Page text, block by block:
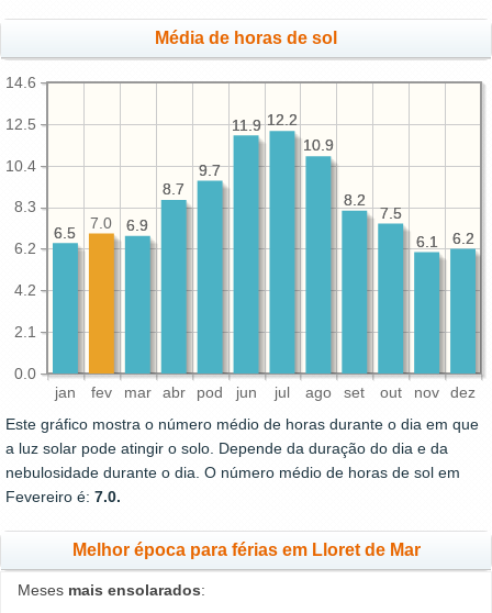
Média de horas de sol
jan fev mar abr pod jun jul ago set out nov dez
0.0
2.1
4.2
6.2
8.3
10.4
12.5
14.6
6.2
6.1
7.5
8.2
10.9
12.2
11.9
9.7
8.7
6.9
6.5 6.2
6.1
7.5
8.2
10.9
12.2
11.9
9.7
8.7
6.9
7.0
6.5
Este gráfico mostra o número médio de horas durante o dia em que
a luz solar pode atingir o solo. Depende da duração do dia e da
nebulosidade durante o dia. O número médio de horas de sol em
Fevereiro é: 7.0.
Melhor época para férias em Lloret de Mar
Meses mais ensolarados: